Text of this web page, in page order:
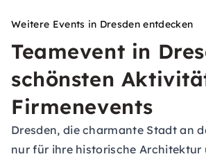
Weitere Events in Dresden entdecken
Teamevent in
schönsten
Firmenevents
Dresden, die charmante Stadt an
nur für ihre historische Architektur